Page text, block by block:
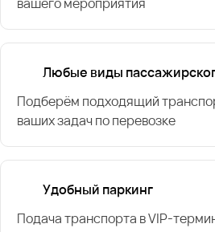
Любые виды
Подберём подходящий
ваших задач по перевозке
Удобный паркинг
Подача транспорта в VIP-